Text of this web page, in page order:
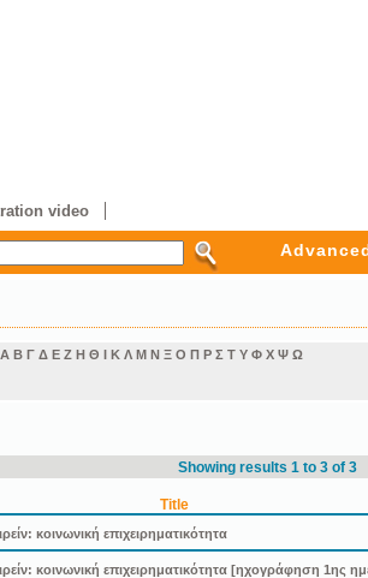
video
Α Β Γ Δ Ε Ζ Η Θ Ι Κ Λ Μ Ν Ξ Ο Π Ρ Σ Τ Υ Φ Χ Ψ Ω
Showing results 1 to 3 of 3
Title
κοινωνική επιχειρηματικότητα
κοινωνική επιχειρηματικότητα [ηχογράφηση 1ης